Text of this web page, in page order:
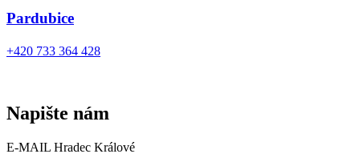
Pardubice
+420 733 364 428
Napište nám
E-MAIL Hradec Králové